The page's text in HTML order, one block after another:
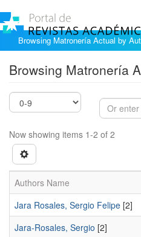
Browsing Matronería Actual by
Browsing Matronería
Now showing items 1-2 of 2
Authors Name
Jara Rosales, Sergio Felipe [2]
Jara-Rosales, Sergio [2]